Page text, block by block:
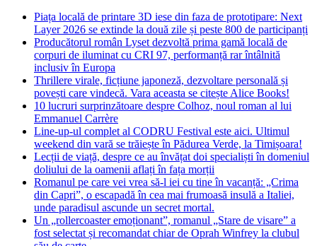
Piața locală de printare 3D iese din faza de prototipare: Next
Layer 2026 se extinde la două zile și peste 800 de participanți
Producătorul român Lyset dezvoltă prima gamă locală de
corpuri de iluminat cu CRI 97, performanță rar întâlnită
inclusiv în Europa
Thrillere virale, ficțiune japoneză, dezvoltare personală și
povești care vindecă. Vara aceasta se citește Alice Books!
10 lucruri surprinzătoare despre Colhoz, noul roman al lui
Emmanuel Carrère
Line-up-ul complet al CODRU Festival este aici. Ultimul
weekend din vară se trăiește în Pădurea Verde, la Timișoara!
Lecții de viață, despre ce au învățat doi specialiști în domeniul
doliului de la oamenii aflați în fața morții
Romanul pe care vei vrea să-l iei cu tine în vacanță: „Crima
din Capri”, o escapadă în cea mai frumoasă insulă a Italiei,
unde paradisul ascunde un secret mortal.
Un „rollercoaster emoționant”, romanul „Stare de visare” a
fost selectat și recomandat chiar de Oprah Winfrey la clubul